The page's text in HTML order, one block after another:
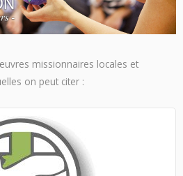
missionnaires locales et
on peut citer :